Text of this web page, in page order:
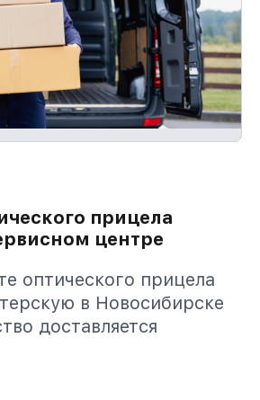
прицела
центре
оптического прицела
в Новосибирске
доставляется